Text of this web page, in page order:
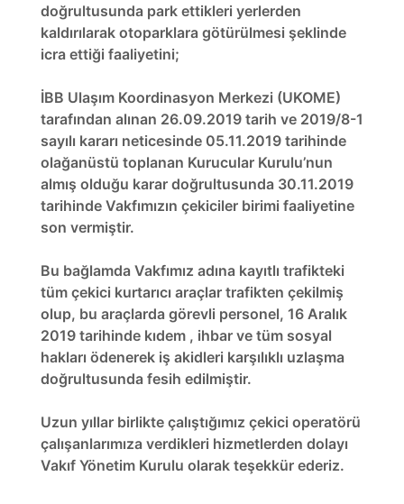
doğrultusunda park ettikleri yerlerden
kaldırılarak otoparklara götürülmesi şeklinde
icra ettiği faaliyetini;
İBB Ulaşım Koordinasyon Merkezi (UKOME)
tarafından alınan 26.09.2019 tarih ve 2019/8-1
sayılı kararı neticesinde 05.11.2019 tarihinde
olağanüstü toplanan Kurucular Kurulu’nun
almış olduğu karar doğrultusunda 30.11.2019
tarihinde Vakfımızın çekiciler birimi faaliyetine
son vermiştir.
Bu bağlamda Vakfımız adına kayıtlı trafikteki
tüm çekici kurtarıcı araçlar trafikten çekilmiş
olup, bu araçlarda görevli personel, 16 Aralık
2019 tarihinde kıdem , ihbar ve tüm sosyal
hakları ödenerek iş akidleri karşılıklı uzlaşma
doğrultusunda fesih edilmiştir.
Uzun yıllar birlikte çalıştığımız çekici operatörü
çalışanlarımıza verdikleri hizmetlerden dolayı
Vakıf Yönetim Kurulu olarak teşekkür ederiz.